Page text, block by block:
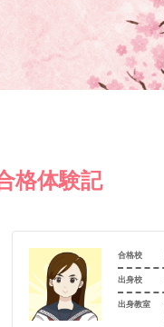
格体験記
合格校
出身校
出身教室